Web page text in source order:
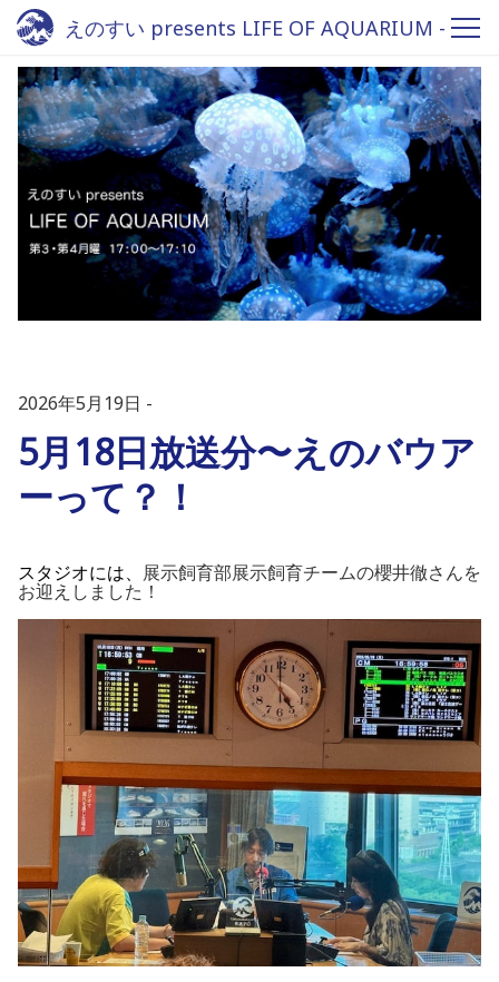
えのすい presents LIFE OF AQUARIUM -
Fm yokohama 84.7
2026年5月19日
5月18日放送分〜えのバウア
ーって？！
スタジオには、 展示飼育部展示飼育チームの櫻井徹さ んを
お迎えしました！